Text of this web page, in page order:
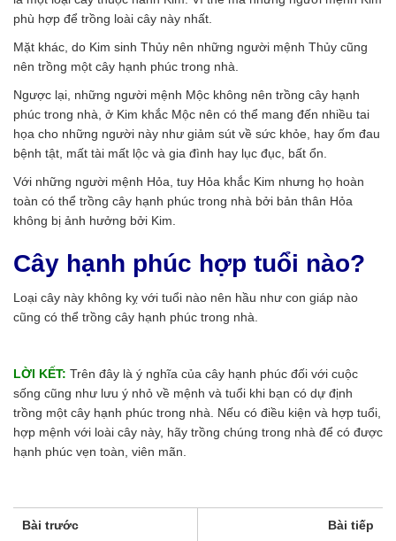
phù hợp để trồng loài cây này nhất.
Mặt khác, do Kim sinh Thủy nên những người mệnh Thủy cũng
nên trồng một cây hạnh phúc trong nhà.
Ngược lại, những người mệnh Mộc không nên trồng cây hạnh
phúc trong nhà, ở Kim khắc Mộc nên có thể mang đến nhiều tai
họa cho những người này như giảm sút về sức khỏe, hay ốm đau
bệnh tật, mất tài mất lộc và gia đình hay lục đục, bất ổn.
Với những người mệnh Hỏa, tuy Hỏa khắc Kim nhưng họ hoàn
toàn có thể trồng cây hạnh phúc trong nhà bởi bản thân Hỏa
không bị ảnh hưởng bởi Kim.
Cây hạnh phúc hợp tuổi nào?
Loại cây này không kỵ với tuổi nào nên hầu như con giáp nào
cũng có thể trồng cây hạnh phúc trong nhà.
LỜI KẾT: Trên đây là ý nghĩa của cây hạnh phúc đối với cuộc
sống cũng như lưu ý nhỏ về mệnh và tuổi khi bạn có dự định
trồng một cây hạnh phúc trong nhà. Nếu có điều kiện và hợp tuổi,
hợp mệnh với loài cây này, hãy trồng chúng trong nhà để có được
hạnh phúc vẹn toàn, viên mãn.
Bài trước
Bài tiếp